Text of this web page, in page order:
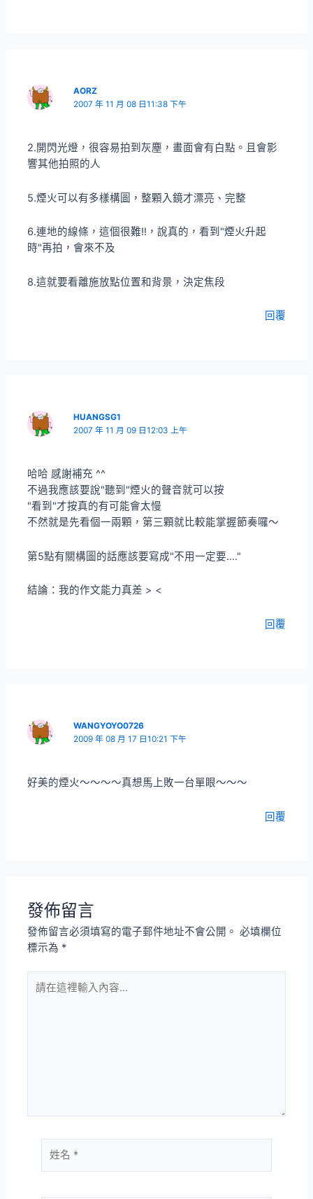
AORZ
2007 年 11 月 08 日11:38 下午
2.開閃光燈，很容易拍到灰塵，畫面會有白點。且會影
響其他拍照的人
5.煙火可以有多樣構圖，整顆入鏡才漂亮、完整
6.連地的線條，這個很難!!，說真的，看到"煙火升起
時"再拍，會來不及
8.這就要看離施放點位置和背景，決定焦段
回覆
HUANGSG1
2007 年 11 月 09 日12:03 上午
哈哈 感謝補充 ^^
不過我應該要說"聽到"煙火的聲音就可以按
"看到"才按真的有可能會太慢
不然就是先看個一兩顆，第三顆就比較能掌握節奏囉～
第5點有關構圖的話應該要寫成"不用一定要…."
結論：我的作文能力真差 > <
回覆
WANGYOYO0726
2009 年 08 月 17 日10:21 下午
好美的煙火～～～～真想馬上敗一台單眼～～～
回覆
發佈留言
發佈留言必須填寫的電子郵件地址不會公開。 必填欄位
標示為 *
在
名